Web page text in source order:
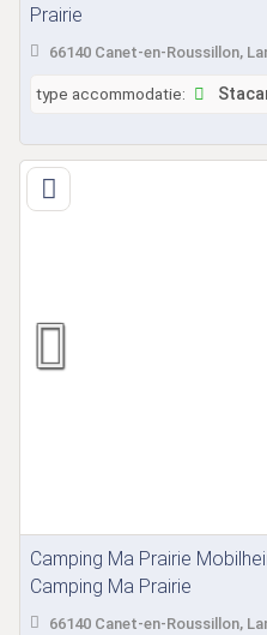
Prairie
66140 Canet-en-Roussillon,
type accommodatie:
Camping Ma Prairie
Camping Ma Prairie
66140 Canet-en-Roussillon,